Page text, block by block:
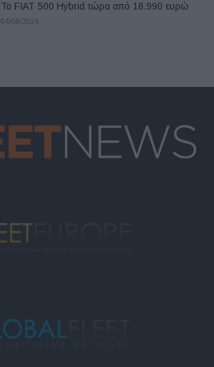
Το FIAT 500 Hybrid τώρα από 18.990 ευρώ
04/08/2026